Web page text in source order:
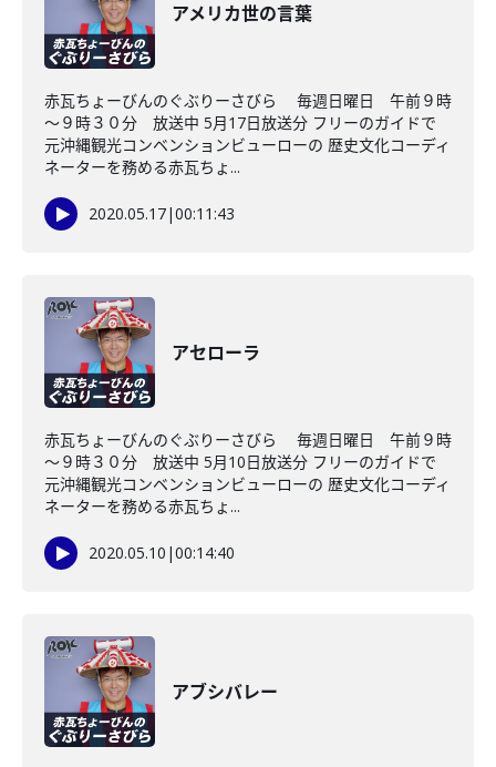
アメリカ世の言葉
赤瓦ちょーびんのぐぶりーさびら 毎週日曜日 午前９時
～９時３０分 放送中 5月17日放送分 フリーのガイドで
元沖縄観光コンベンションビューローの 歴史文化コーディ
ネーターを務める赤瓦ちょ...
2020.05.17|00:11:43
アセローラ
赤瓦ちょーびんのぐぶりーさびら 毎週日曜日 午前９時
～９時３０分 放送中 5月10日放送分 フリーのガイドで
元沖縄観光コンベンションビューローの 歴史文化コーディ
ネーターを務める赤瓦ちょ...
2020.05.10 |00:14:40
アブシバレー